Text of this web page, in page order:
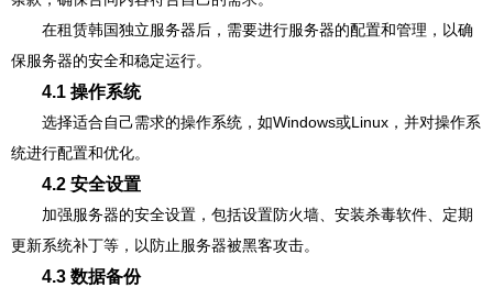
在租赁韩国独立服务器后，需要进行服务器的配置和管理，以确
保服务器的安全和稳定运行。
4.1 操作系统
选择适合自己需求的操作系统，如Windows或Linux，并对操作系
统进行配置和优化。
4.2 安全设置
加强服务器的安全设置，包括设置防火墙、安装杀毒软件、定期
更新系统补丁等，以防止服务器被黑客攻击。
4.3 数据备份